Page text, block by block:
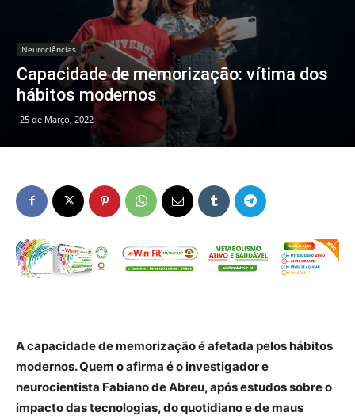
Neurociências
Capacidade de memorização: vítima dos
hábitos modernos
25 de Março, 2022
A capacidade de memorização é afetada pelos hábitos
modernos. Quem o afirma é o investigador e
neurocientista Fabiano de Abreu, após estudos sobre o
impacto das tecnologias, do quotidiano e de maus